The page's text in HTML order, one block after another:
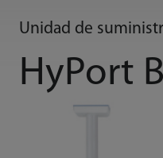
Unidad de
HyPort